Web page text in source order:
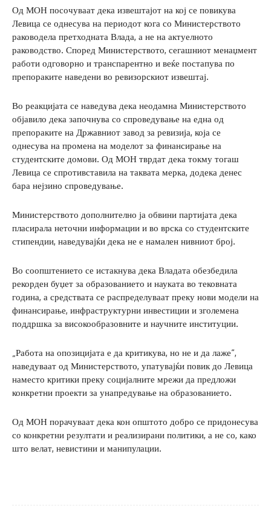
Од МОН посочуваат дека извештајот на кој се повикува
Левица се однесува на периодот кога со Министерството
раководела претходната Влада, а не на актуелното
раководство. Според Министерството, сегашниот менаџмент
работи одговорно и транспарентно и веќе постапува по
препораките наведени во ревизорскиот извештај.
Во реакцијата се наведува дека неодамна Министерството
објавило дека започнува со спроведување на една од
препораките на Државниот завод за ревизија, која се
однесува на промена на моделот за финансирање на
студентските домови. Од МОН тврдат дека токму тогаш
Левица се спротивставила на таквата мерка, додека денес
бара нејзино спроведување.
Министерството дополнително ја обвини партијата дека
пласирала неточни информации и во врска со студентските
стипендии, наведувајќи дека не е намален нивниот број.
Во соопштението се истакнува дека Владата обезбедила
рекорден буџет за образованието и науката во тековната
година, а средствата се распределуваат преку нови модели на
финансирање, инфраструктурни инвестиции и зголемена
поддршка за високообразовните и научните институции.
„Работа на опозицијата е да критикува, но не и да лаже“,
наведуваат од Министерството, упатувајќи повик до Левица
наместо критики преку социјалните мрежи да предложи
конкретни проекти за унапредување на образованието.
Од МОН порачуваат дека кон општото добро се придонесува
со конкретни резултати и реализирани политики, а не со, како
што велат, невистини и манипулации.